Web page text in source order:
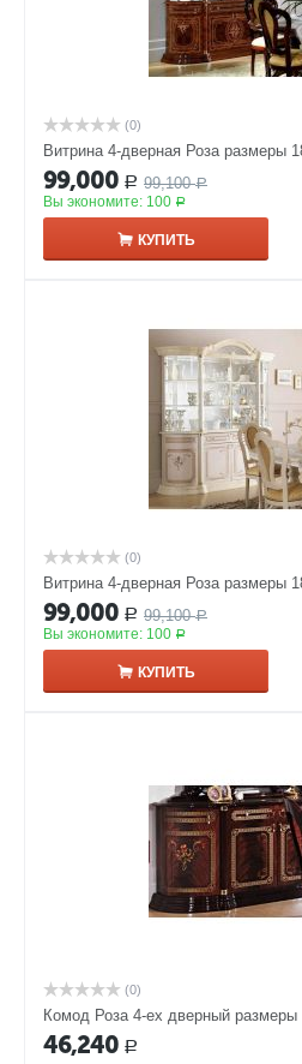
(0)
Витрина 4-дверная Роза размеры
99,000 Р 99,100 Р
Вы экономите: 100 Р
КУПИТЬ
(0)
Витрина 4-дверная Роза размеры
99,000 Р 99,100 Р
Вы экономите: 100 Р
КУПИТЬ
(0)
Комод Роза 4-ех дверный
46,240 Р